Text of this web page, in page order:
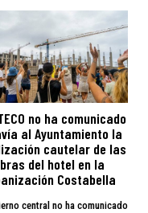
no ha comunicado
al Ayuntamiento la
cautelar de las
del hotel en la
Costabella
central no ha comunicado